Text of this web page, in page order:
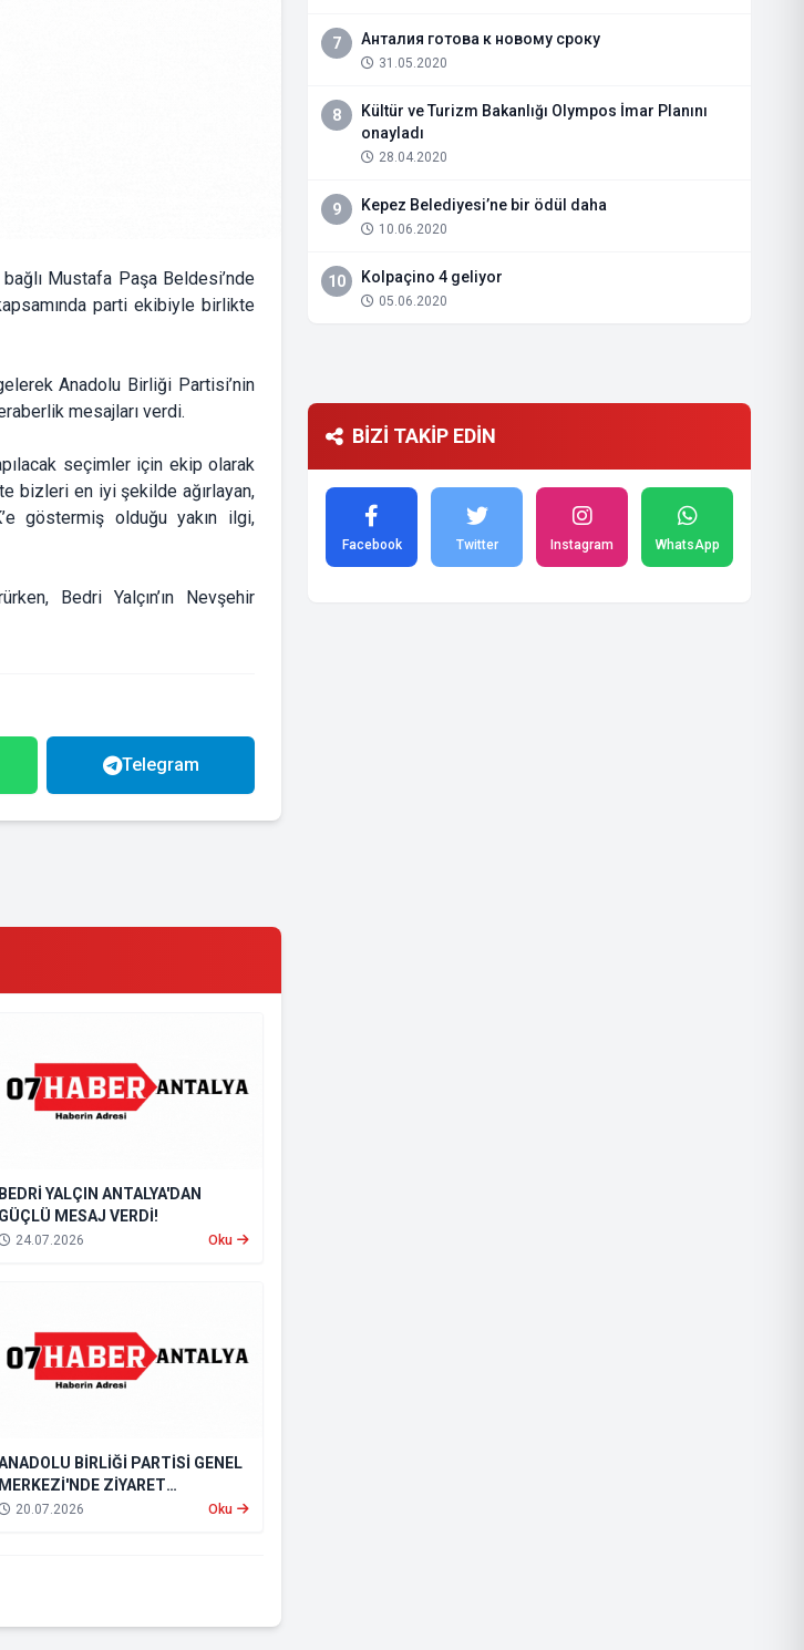
Mustafa Paşa Beldesi’nde
parti ekibiyle birlikte
Anadolu Birliği Partisi’nin
mesajları verdi.
seçimler için ekip olarak
bizleri en iyi şekilde ağırlayan,
göstermiş olduğu yakın ilgi,
Bedri Yalçın’ın Nevşehir
Telegram
BEDRİ YALÇIN ANTALYA'DAN
GÜÇLÜ MESAJ VERDİ!
24.07.2026 Oku
BİRLİĞİ PARTİSİ GENEL
MERKEZİ'NDE ZİYARET
20.07.2026 Oku
7 Анталия готова к новому сроку
31.05.2020
8
Kültür ve Turizm Bakanlığı Olympos İmar Planını
onayladı
28.04.2020
9 Kepez Belediyesi’ne bir ödül daha
10.06.2020
10 Kolpaçino 4 geliyor
05.06.2020
BİZİ TAKİP EDİN
Facebook Twitter Instagram WhatsApp